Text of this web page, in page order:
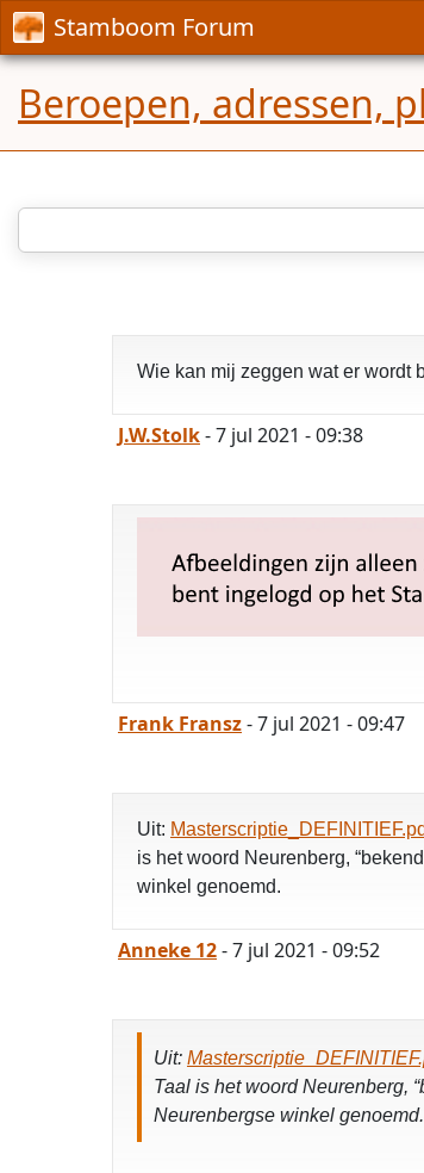
Stamboom Forum
Beroepen, adressen,
Wie kan mij zeggen wat er wordt
J.W.Stolk- 7 jul 2021 - 09:38
Frank Fransz- 7 jul 2021 - 09:47
Uit:
is het woord Neurenberg,
winkel genoemd.
Anneke 12- 7 jul 2021 - 09:52
Uit:
Taal is het woord Neurenberg,
Neurenbergse winkel genoemd.